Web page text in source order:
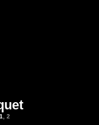
1 2